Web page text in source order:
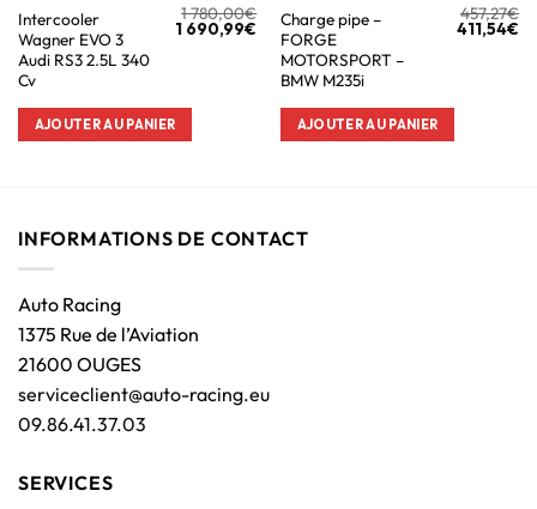
Intercooler
Wagner EVO 3
Audi RS3 2.5L 340
Cv
1 780,00€
1 690,99€
AJOUTER AU PANIER
Charge pipe –
FORGE
MOTORSPORT –
BMW M235i
457,27€
411,54€
AJOUTER AU PANIER
INFORMATIONS DE CONTACT
Auto Racing
1375 Rue de l’Aviation
21600 OUGES
serviceclient@auto-racing.eu
09.86.41.37.03
SERVICES